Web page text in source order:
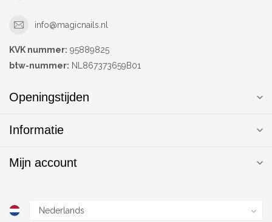
info@magicnails.nl
KVK nummer: 95889825
btw-nummer: NL867373659B01
Openingstijden
Informatie
Mijn account